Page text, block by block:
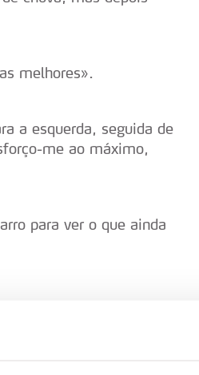
melhores».
a esquerda, seguida de
me ao máximo,
para ver o que ainda
o rali é a estratégia